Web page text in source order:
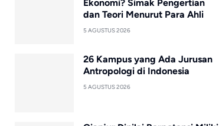
Ekonomi? Simak Pengertian
dan Teori Menurut Para Ahli
5 AGUSTUS 2026
26 Kampus yang Ada Jurusan
Antropologi di Indonesia
5 AGUSTUS 2026